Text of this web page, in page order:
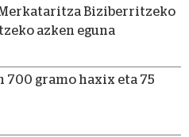
Biziberritzeko
azken eguna
700 gramo haxix eta 75